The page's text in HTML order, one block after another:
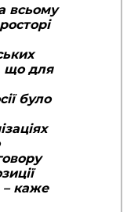
всьому
що для
було
– каже